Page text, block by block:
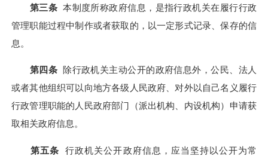
第三条 本制度所称政府信息，是指行政机关在履行行政
管理职能过程中制作或者获取的，以一定形式记录、保存的信
息。
第四条 除行政机关主动公开的政府信息外，公民、法人
或者其他组织可以向地方各级人民政府、对外以自己名义履行
行政管理职能的人民政府部门（派出机构、内设机构）申请获
取相关政府信息。
第五条 行政机关公开政府信息，应当坚持以公开为常